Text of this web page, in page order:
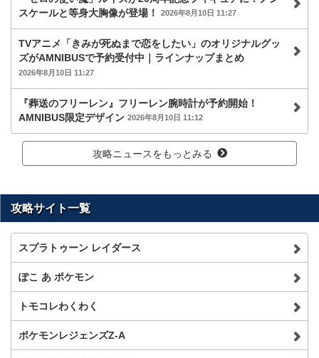
スケールと等身大胸像が登場！
2026年8月10日 11:27
TVアニメ「きみが死ぬまで恋をしたい」のオリジナルグッ
ズがAMNIBUSで予約受付中｜ラインナップまとめ
2026年8月10日 11:27
『葬送のフリーレン』フリーレン腕時計が予約開始！
AMNIBUS限定デザイン 2026年8月10日 11:12
攻略ニュースをもっとみる
攻略サイト一覧
スプラトゥーン レイダース
ぽこ あ ポケモン
トモコレわくわく
ポケモンレジェンズZ-A